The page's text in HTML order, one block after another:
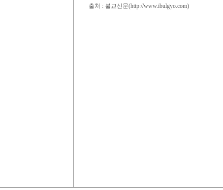
출처 : 불교신문(http://www.ibulgyo.com)